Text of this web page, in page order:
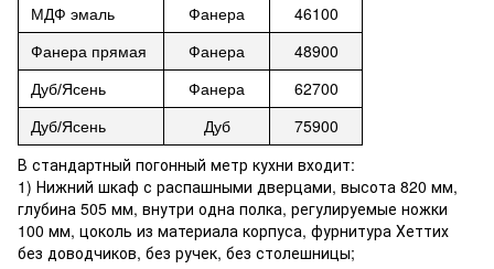
МДФ эмаль Фанера 46100
Фанера прямая Фанера 48900
Дуб/Ясень Фанера 62700
Дуб/Ясень Дуб
75900
В стандартный погонный метр кухни входит:
1) Нижний шкаф с распашными дверцами, высота 820 мм,
глубина 505 мм, внутри одна полка, регулируемые ножки
100 мм, цоколь из материала корпуса, фурнитура Хеттих
без доводчиков, без ручек, без столешницы;